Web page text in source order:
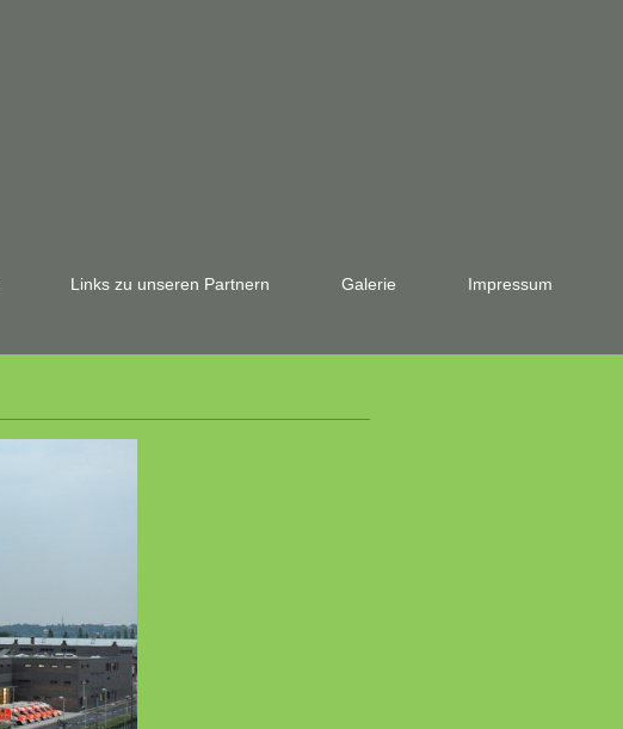
Links zu unseren Partnern Galerie Impressum